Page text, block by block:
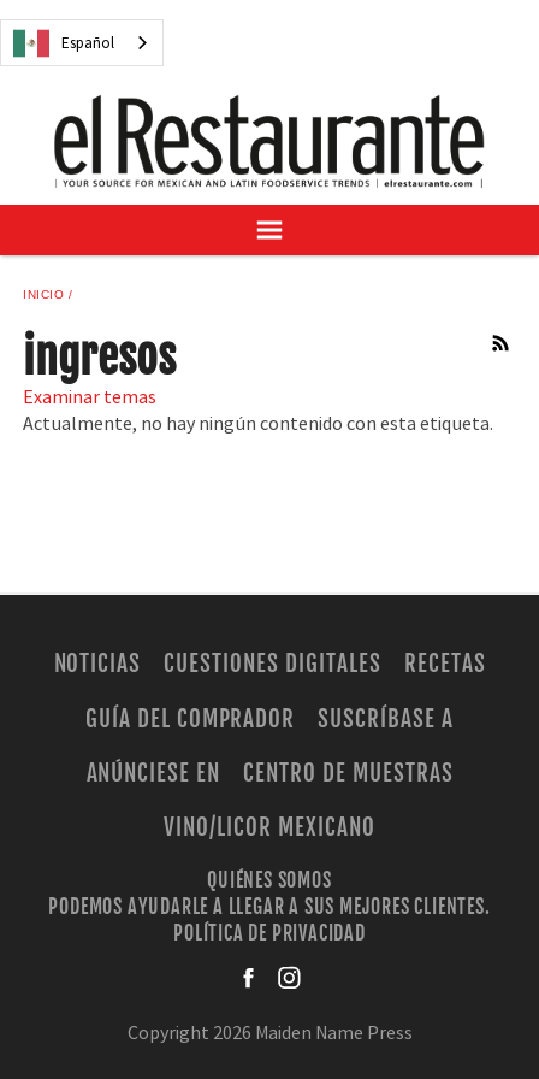
Español
NOTICIAS
RECETAS
GUÍA DEL COMPRADOR
SUSCRÍBASE A
CENTRO DE MUESTRAS
VINO/LICOR MEXICANO
INICIO
RSS
ingresos
Examinar temas
Actualmente, no hay ningún contenido con esta etiqueta.
NOTICIAS CUESTIONES DIGITALES
RECETAS
GUÍA DEL COMPRADOR
SUSCRÍBASE A
ANÚNCIESE EN
CENTRO DE MUESTRAS
VINO/LICOR MEXICANO
QUIÉNES SOMOS
PODEMOS AYUDARLE A LLEGAR A SUS MEJORES CLIENTES.
POLÍTICA DE PRIVACIDAD
Copyright 2026 Maiden Name Press